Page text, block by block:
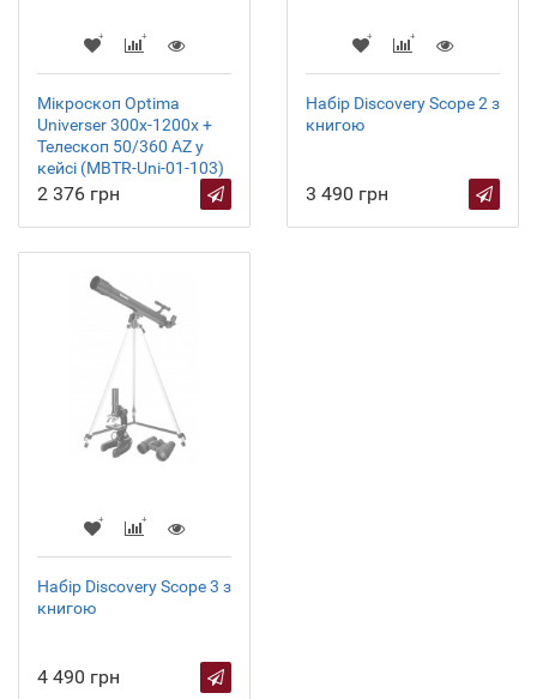
Мікроскоп Optima
Universer 300x-1200x +
Телескоп 50/360 AZ у
кейсі (MBTR-Uni-01-103)
2 376 грн
Набір Discovery Scope 2 з
книгою
3 490 грн
Набір Discovery Scope 3 з
книгою
4 490 грн